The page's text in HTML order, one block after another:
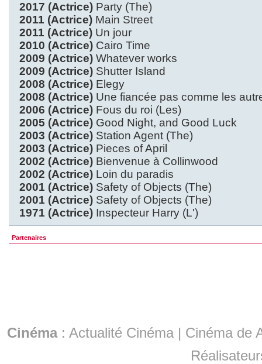
2017 (Actrice) Party (The)
2011 (Actrice) Main Street
2011 (Actrice) Un jour
2010 (Actrice) Cairo Time
2009 (Actrice) Whatever works
2009 (Actrice) Shutter Island
2008 (Actrice) Elegy
2008 (Actrice) Une fiancée pas comme les
2006 (Actrice) Fous du roi (Les)
2005 (Actrice) Good Night, and Good Luck
2003 (Actrice) Station Agent (The)
2003 (Actrice) Pieces of April
2002 (Actrice) Bienvenue à Collinwood
2002 (Actrice) Loin du paradis
2001 (Actrice) Safety of Objects (The)
2001 (Actrice) Safety of Objects (The)
1971 (Actrice) Inspecteur Harry (L')
Partenaires
Cinéma: Actualité Cinéma | Cinéma de